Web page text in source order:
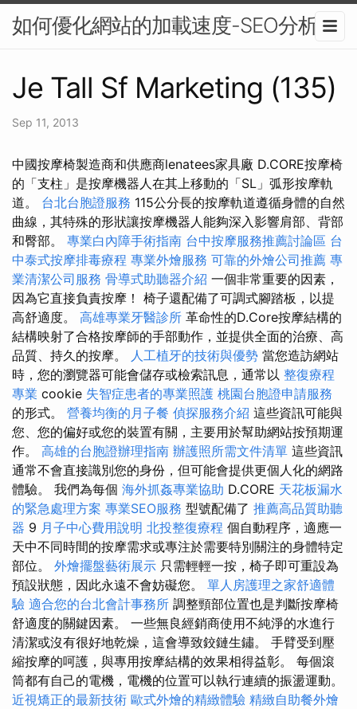
如何優化網站的加載速度-SEO分析
Je Tall Sf Marketing (135)
Sep 11, 2013
中國按摩椅製造商和供應商lenatees家具廠 D.CORE按摩椅
的「支柱」是按摩機器人在其上移動的「SL」弧形按摩軌
道。 台北台胞證服務 115公分長的按摩軌道遵循身體的自然
曲線，其特殊的形狀讓按摩機器人能夠深入影響肩部、背部
和臀部。 專業白內障手術指南 台中按摩服務推薦討論區 台
中泰式按摩排毒療程 專業外燴服務 可靠的外燴公司推薦 專
業清潔公司服務 骨導式助聽器介紹 一個非常重要的因素，
因為它直接負責按摩！ 椅子還配備了可調式腳踏板，以提
高舒適度。 高雄專業牙醫診所 革命性的D.Core按摩結構的
結構映射了合格按摩師的手部動作，並提供全面的治療、高
品質、持久的按摩。
人工植牙的技術與優勢 當您造訪網站
時，您的瀏覽器可能會儲存或檢索訊息，通常以 整復療程
專業 cookie 失智症患者的專業照護 桃園台胞證申請服務
的形式。 營養均衡的月子餐 偵探服務介紹 這些資訊可能與
您、您的偏好或您的裝置有關，主要用於幫助網站按預期運
作。 高雄的台胞證辦理指南 辦護照所需文件清單 這些資訊
通常不會直接識別您的身份，但可能會提供更個人化的網路
體驗。 我們為每個 海外抓姦專業協助 D.CORE 天花板漏水
的緊急處理方案 專業SEO服務 型號配備了 推薦高品質助聽
器 9 月子中心費用說明 北投整復療程 個自動程序，適應一
天中不同時間的按摩需求或專注於需要特別關注的身體特定
部位。 外燴擺盤藝術展示 只需輕輕一按，椅子即可重設為
預設狀態，因此永遠不會妨礙您。 單人房護理之家舒適體
驗 適合您的台北會計事務所 調整頸部位置也是判斷按摩椅
舒適度的關鍵因素。 一些無良經銷商使用不純淨的水進行
清潔或沒有很好地乾燥，這會導致鉸鏈生鏽。 手臂受到壓
縮按摩的呵護，與專用按摩結構的效果相得益彰。 每個滾
筒都有自己的電機，電機的位置可以執行連續的振盪運動。
近視矯正的最新技術 歐式外燴的精緻體驗 精緻自助餐外燴